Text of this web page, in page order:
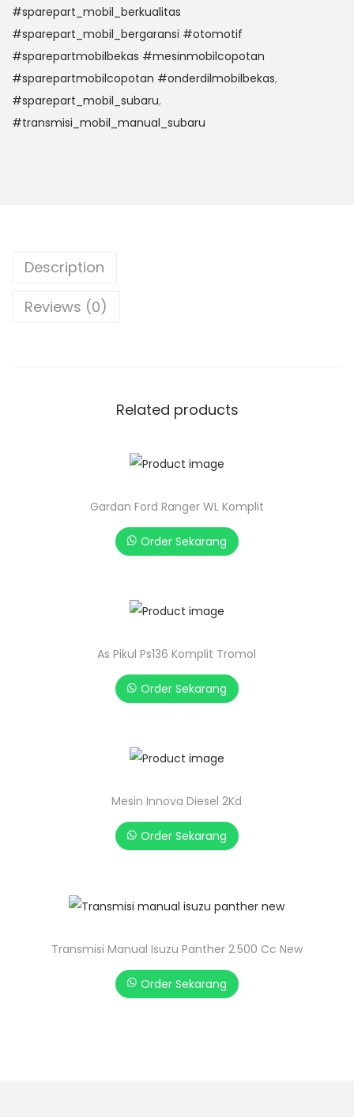
#sparepart_mobil_berkualitas
#sparepart_mobil_bergaransi #otomotif
#sparepartmobilbekas #mesinmobilcopotan
#sparepartmobilcopotan #onderdilmobilbekas,
#sparepart_mobil_subaru,
#transmisi_mobil_manual_subaru
Description
Reviews (0)
Related products
Gardan Ford Ranger WL Komplit
Order Sekarang
As Pikul Ps136 Komplit Tromol
Order Sekarang
Mesin Innova Diesel 2Kd
Order Sekarang
Transmisi Manual Isuzu Panther 2.500 Cc New
Order Sekarang